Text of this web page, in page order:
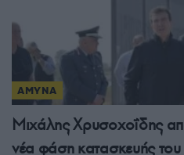
ΑΜΥΝΑ
Μιχάλης Χρυσοχοΐδης
νέα φάση κατασκευής